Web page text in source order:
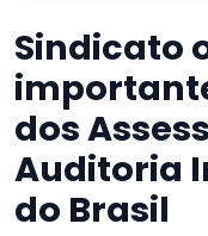
Sindicato
dos
Auditoria
do Brasil